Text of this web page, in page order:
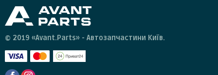
дати отримання замовлення і отримати від нас інструкції
щодо повернення товару.
© 2019 «Avant.Parts» - Автозапчастини Київ.